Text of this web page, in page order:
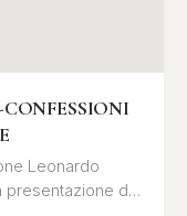
Leonardo
presentazione del